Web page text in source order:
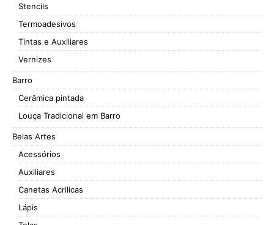
Stencils
Termoadesivos
Tintas e Auxiliares
Vernizes
Barro
Cerâmica pintada
Louça Tradicional em Barro
Belas Artes
Acessórios
Auxiliares
Canetas Acrilicas
Lápis